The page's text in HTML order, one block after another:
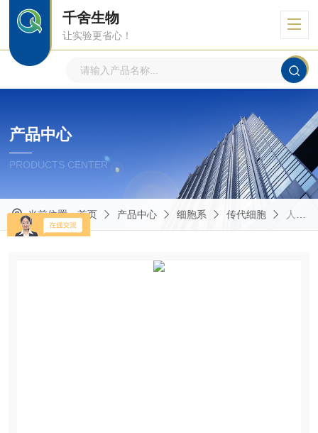
千舍生物
让实验更省心！
产品中心
PRODUCTS CENTER
当前位置：首页 产品中心 细胞系 传代细胞 人类星形胶质细胞瘤细胞 U251 MG (KO)